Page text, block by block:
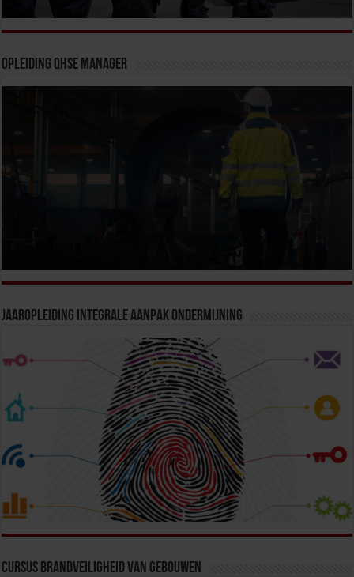
Opleiding QHSE Manager
Jaaropleiding Integrale Aanpak Ondermijning
Cursus Brandveiligheid van Gebouwen